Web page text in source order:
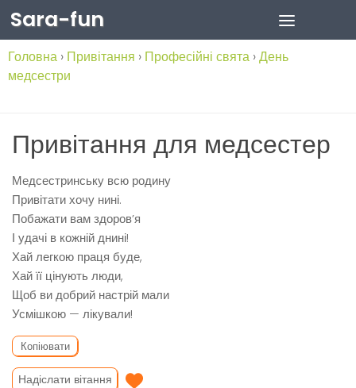
Skip to content
Sara-fun
Головна › Привітання › Професійні свята ›День
медсестри
Привітання для медсестер
Медсестринську всю родину
Привітати хочу нині.
Побажати вам здоров’я
І удачі в кожній днині!
Хай легкою праця буде,
Хай її цінують люди,
Щоб ви добрий настрій мали
Усмішкою — лікували!
Копіювати
Надіслати вітання